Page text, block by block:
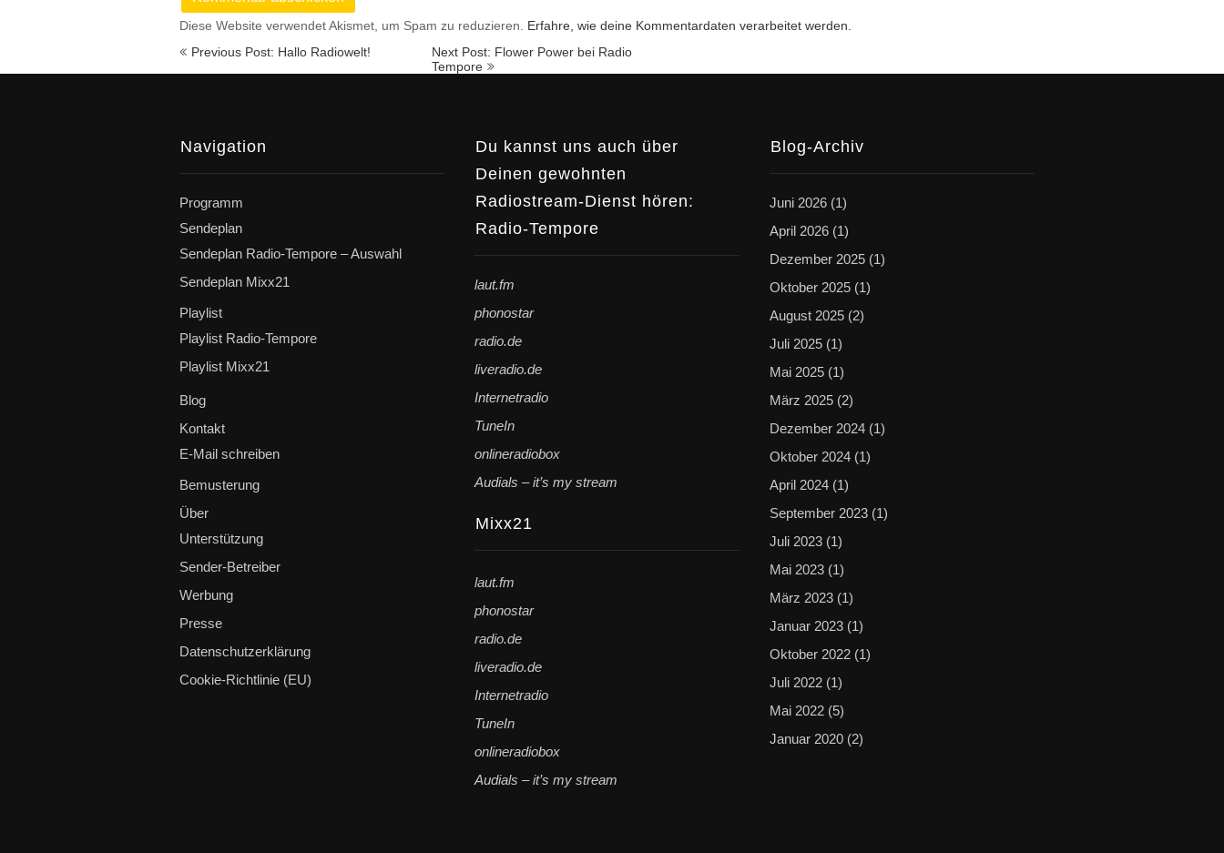
Diese Website verwendet Akismet, um Spam zu reduzieren. Erfahre, wie deine Kommentardaten verarbeitet werden.
Beitragsnavigation
Previous Post: Hallo Radiowelt!
Next Post: Flower Power bei Radio
Tempore
Navigation
Programm
Sendeplan
Sendeplan Radio-Tempore – Auswahl
Sendeplan Mixx21
Playlist
Playlist Radio-Tempore
Playlist Mixx21
Blog
Kontakt
E-Mail schreiben
Bemusterung
Über
Unterstützung
Sender-Betreiber
Werbung
Presse
Datenschutzerklärung
Cookie-Richtlinie (EU)
Du kannst uns auch über
Deinen gewohnten
Radiostream-Dienst hören:
Radio-Tempore
laut.fm
phonostar
radio.de
liveradio.de
Internetradio
TuneIn
onlineradiobox
Audials – it’s my stream
Mixx21
laut.fm
phonostar
radio.de
liveradio.de
Internetradio
TuneIn
onlineradiobox
Audials – it’s my stream
Blog-Archiv
Juni 2026(1)
April 2026(1)
Dezember 2025(1)
Oktober 2025(1)
August 2025(2)
Juli 2025(1)
Mai 2025(1)
März 2025(2)
Dezember 2024(1)
Oktober 2024(1)
April 2024(1)
September 2023(1)
Juli 2023(1)
Mai 2023(1)
März 2023(1)
Januar 2023(1)
Oktober 2022(1)
Juli 2022(1)
Mai 2022(5)
Januar 2020(2)